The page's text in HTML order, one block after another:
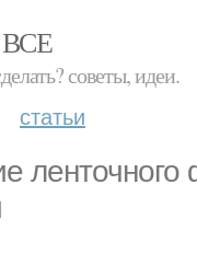
советы, идеи.
статьи
ленточного